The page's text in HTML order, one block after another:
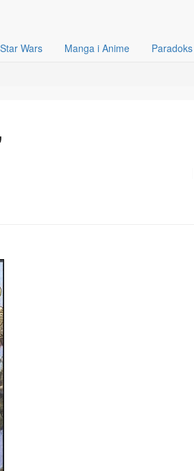
Star Wars Manga i Anime Paradoks